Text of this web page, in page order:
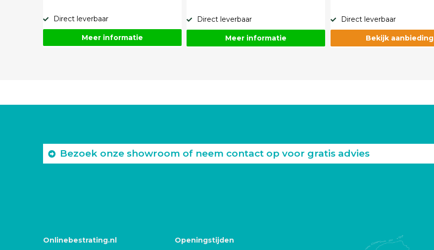
Direct leverbaar
Meer informatie
Direct leverbaar
Meer informatie
Direct leverbaar
Bekijk aanbieding
Bezoek onze showroom of neem contact op voor gratis advies
Onlinebestrating.nl
Openingstijden